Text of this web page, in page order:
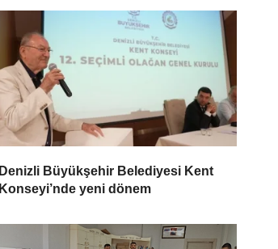
Denizli Büyükşehir Belediyesi Kent
Konseyi’nde yeni dönem